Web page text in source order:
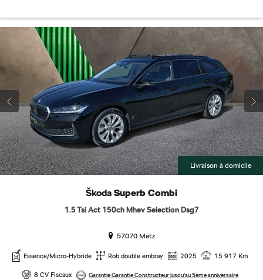
Livraison à domicile
Škoda Superb Combi
1.5 Tsi Act 150ch Mhev Selection Dsg7
57070 Metz
Essence/Micro-Hybride Rob double embray 2025 15 917 Km
8 CV Fiscaux Garantie Garantie Constructeur jusqu'au 5ème anniversaire